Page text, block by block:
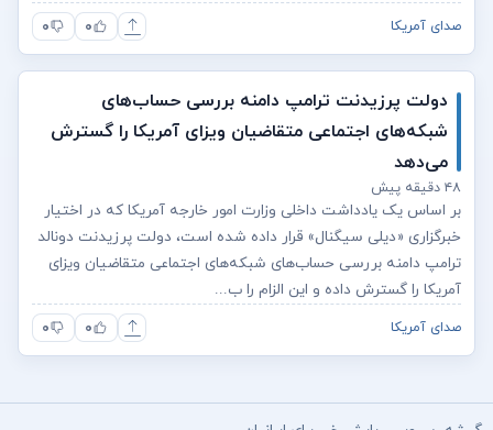
صدای آمریکا ۰ ۰
دولت پرزیدنت ترامپ دامنه بررسی حساب‌های
شبکه‌های اجتماعی متقاضیان ویزای آمریکا را گسترش
می‌دهد
۴۸ دقیقه پیش
بر اساس یک یادداشت داخلی وزارت امور خارجه آمریکا که در اختیار
خبرگزاری «دیلی سیگنال» قرار داده شده است، دولت پرزیدنت دونالد
ترامپ دامنه بررسی حساب‌های شبکه‌های اجتماعی متقاضیان ویزای
آمریکا را گسترش داده و این الزام را ب...
صدای آمریکا ۰ ۰